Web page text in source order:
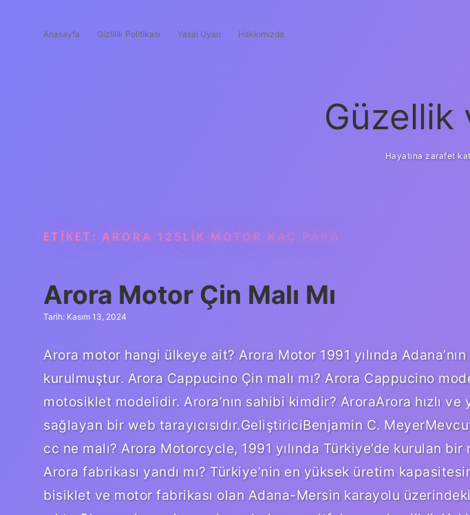
Anasayfa Gizlilik Politikası Yasal Uyarı Hakkımızda
Güzellik
Hayatına zarafet
ETIKET: ARORA 125LIK MOTOR KAÇ PARA
Arora Motor Çin Malı Mı
Tarih: Kasım 13, 2024
Arora motor hangi ülkeye ait? Arora Motor 1991 yılında
kurulmuştur. Arora Cappucino Çin malı mı? Arora Cappucino
motosiklet modelidir. Arora’nın sahibi kimdir? AroraArora hızlı
sağlayan bir web tarayıcısıdır.GeliştiriciBenjamin C.
cc ne malı? Arora Motorcycle, 1991 yılında Türkiye’de kurulan bir
Arora fabrikası yandı mı? Türkiye’nin en yüksek üretim
bisiklet ve motor fabrikası olan Adana-Mersin karayolu üzerindeki